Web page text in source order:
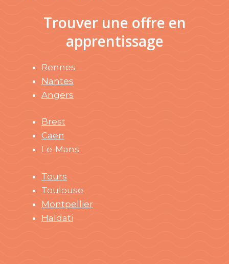
Trouver une offre en
apprentissage
Rennes
Nantes
Angers
Brest
Caen
Le-Mans
Tours
Toulouse
Montpellier
Haldati